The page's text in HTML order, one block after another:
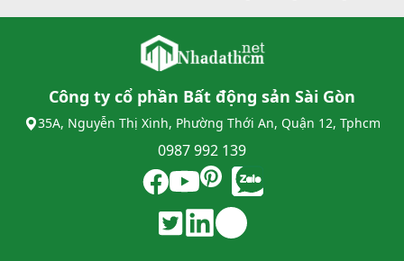
Công ty cổ phần Bất động sản Sài Gòn
35A, Nguyễn Thị Xinh, Phường Thới An, Quận 12, Tphcm
0987 992 139